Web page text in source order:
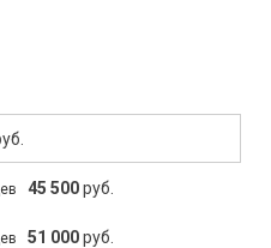
45 500руб.
51 000руб.